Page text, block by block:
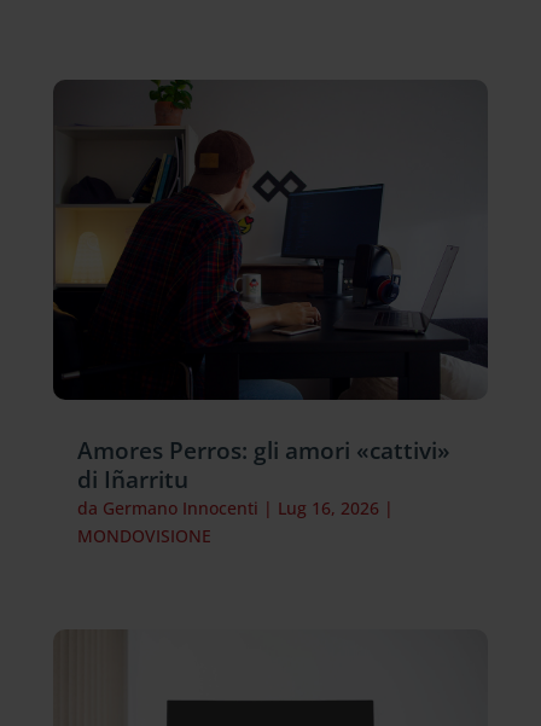
Amores Perros: gli amori «cattivi»
di Iñarritu
da Germano Innocenti | Lug 16, 2026 |
MONDOVISIONE